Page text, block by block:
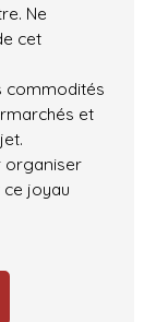
Ne
cet
commodités
et
organiser
joyau